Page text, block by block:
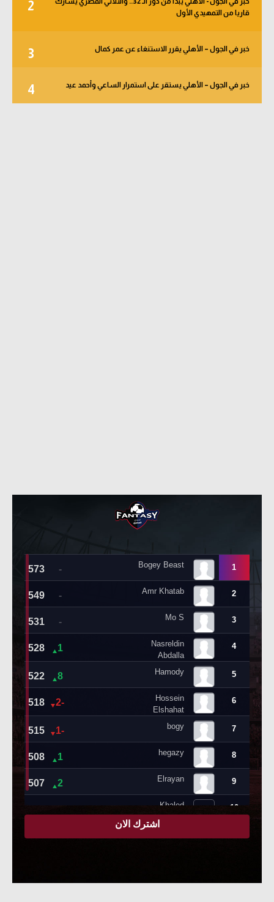
2
قاريا من التمهيدي الأول
3 خبر في الجول – الأهلي يقرر الاستنغاء عن عمر كمال
4 خبر في الجول – الأهلي يستقر على استمرار الساعي وأحمد عيد